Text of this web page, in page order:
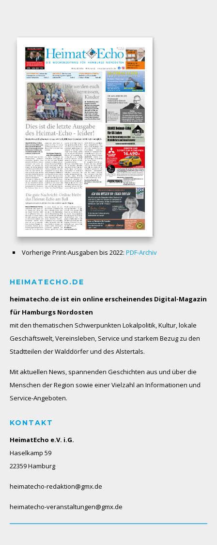
Vorherige Print-Ausgaben bis 2022: PDF-Archiv
HEIMATECHO.DE
heimatecho.de ist ein online erscheinendes Digital-Magazin
für Hamburgs Nordosten
mit den thematischen Schwerpunkten Lokalpolitik, Kultur, lokale
Geschäftswelt, Vereinsleben, Service und starkem Bezug zu den
Stadtteilen der Walddörfer und des Alstertals.
Mit aktuellen News, spannenden Geschichten aus und über die
Menschen der Region sowie einer Vielzahl an Informationen und
Service-Angeboten.
KONTAKT
HeimatEcho e.V. i.G.
Haselkamp 59
22359 Hamburg
heimatecho-redaktion@gmx.de
heimatecho-veranstaltungen@gmx.de